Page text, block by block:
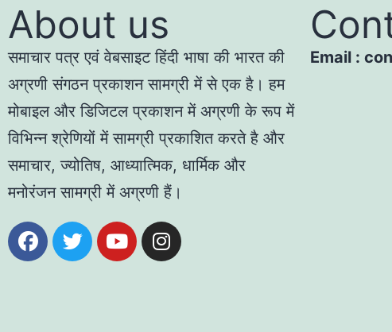
About us
समाचार पत्र एवं वेबसाइट हिंदी भाषा की भारत की
अग्रणी संगठन प्रकाशन सामग्री में से एक है। हम
मोबाइल और डिजिटल प्रकाशन में अग्रणी के रूप में
विभिन्न श्रेणियों में सामग्री प्रकाशित करते है और
समाचार, ज्योतिष, आध्यात्मिक, धार्मिक और
मनोरंजन सामग्री में अग्रणी हैं।
Email :